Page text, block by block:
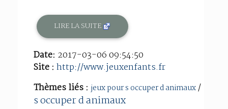
LIRE LA SUITE
Date: 2017-03-06 09:54:50
Site : http://www.jeuxenfants.fr
Thèmes liés : jeux pour s occuper d animaux/
s occuper d animaux